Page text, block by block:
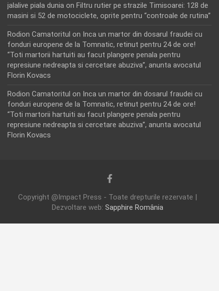
jalalive piala dunia on Filtru rutier pe strazile Timisoarei: 128 de
masini si 52 de motociclete, oprite pentru “controale de rutina”
Rodion Camatoritul on Inca un martor din dosarul fraudei cu
fonduri europene de la Tomnatic, retinut pentru 24 de ore!
“Toti martorii hartuiti au facut plangere penala pentru
represiune nedreapta si cercetare abuziva”, anunta avocatul
Florin Kovacs
Rodion Camatoritul on Inca un martor din dosarul fraudei cu
fonduri europene de la Tomnatic, retinut pentru 24 de ore!
“Toti martorii hartuiti au facut plangere penala pentru
represiune nedreapta si cercetare abuziva”, anunta avocatul
Florin Kovacs
Copyright @Impact Press - Toate drepturile rezervate |
Dezvoltare web: Sapphire România